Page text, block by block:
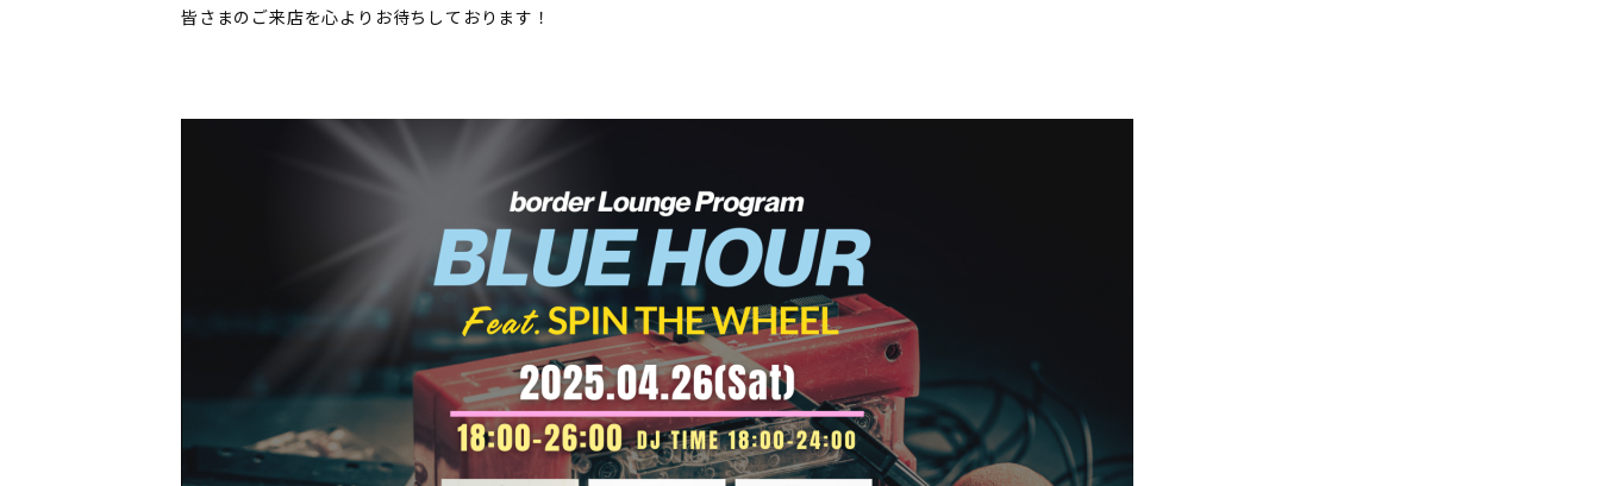
皆さまのご来店を心よりお待ちしております！